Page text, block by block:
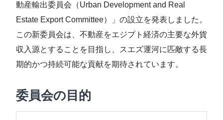
動産輸出委員会（Urban Development and Real
Estate Export Committee）」の設立を発表しました。
この新委員会は、不動産をエジプト経済の主要な外貨
収入源とすることを目指し、スエズ運河に匹敵する長
期的かつ持続可能な貢献を期待されています。
委員会の目的